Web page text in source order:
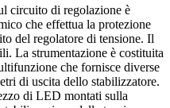
circuito di regolazione è
che effettua la protezione
del regolatore di tensione. Il
La strumentazione è costituita
che fornisce diverse
di uscita dello stabilizzatore.
di LED montati sulla